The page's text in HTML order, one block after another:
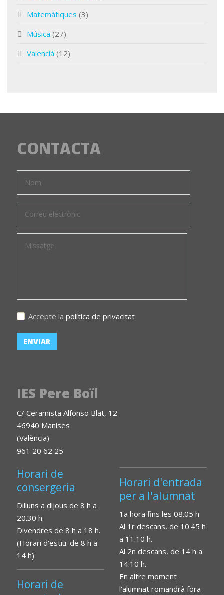
Matemàtiques (3)
Música (27)
Valencià (12)
CONTACTA
Accepte la política de privacitat
IES Pere Boïl
C/ Ceramista Alfonso Blat, 12
46940 Manises
(València)
961 20 62 25
Horari de
consergeria
Dilluns a dijous de 8 h a
20.30 h.
Divendres de 8 h a 18 h.
(Horari d'estiu: de 8 h a
14 h)
Horari de
Horari d'entrada
per a l'alumnat
1a hora fins les 08.05 h
Al 1r descans, de 10.45 h
a 11.10 h.
Al 2n descans, de 14 h a
14.10 h.
En altre moment
l'alumnat romandrà fora